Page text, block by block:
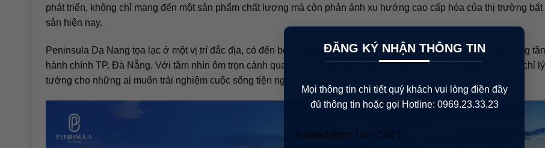
ĐĂNG KÝ NHẬN THÔNG TIN
Mọi thông tin chi tiết quý khách vui lòng điền đầy
đủ thông tin hoặc gọi Hotline: 0969.23.33.23
[contact-form-7 id="526"]
phát triển, không chỉ mang đến một sản phẩm chất lượng mà còn phản ánh xu hướng cao cấp hóa của thị trường bất
sản hiện nay.
Peninsula Da Nang tọa lạc ở một vị trí đắc địa, có đến bốn mặt tiền, trực diện công viên bờ sông Hàn và gần trung
hành chính TP. Đà Nẵng. Với tầm nhìn ôm trọn cảnh quan phố xá và thiên nhiên xung quanh, đây thực sự là địa chỉ lý
tưởng cho những ai muốn trải nghiệm cuộc sống tiện nghi nhưng gần gũi với thiên nhiên.